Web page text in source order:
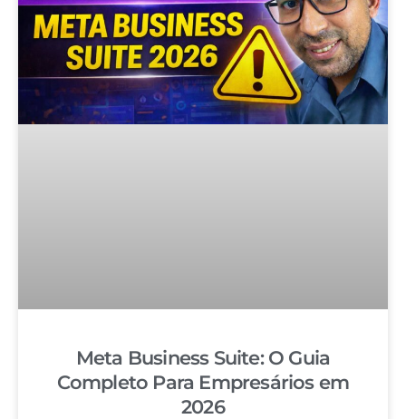
Meta Business Suite: O Guia
Completo Para Empresários em
2026